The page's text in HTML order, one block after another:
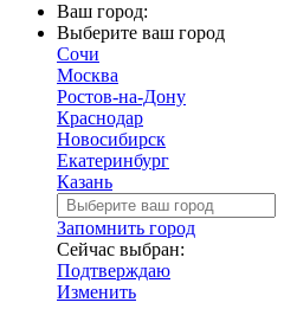
Ваш город:
Выберите ваш город
Сочи
Москва
Ростов-на-Дону
Краснодар
Новосибирск
Екатеринбург
Казань
Запомнить город
Сейчас выбран:
Подтверждаю
Изменить